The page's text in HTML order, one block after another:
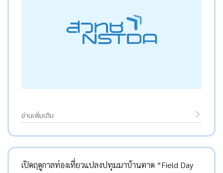
อ่านเพิ่มเติม
เปิดฤดูกาลท่องเที่ยวแปลงปทุมมาบ้านตาด “Field Day